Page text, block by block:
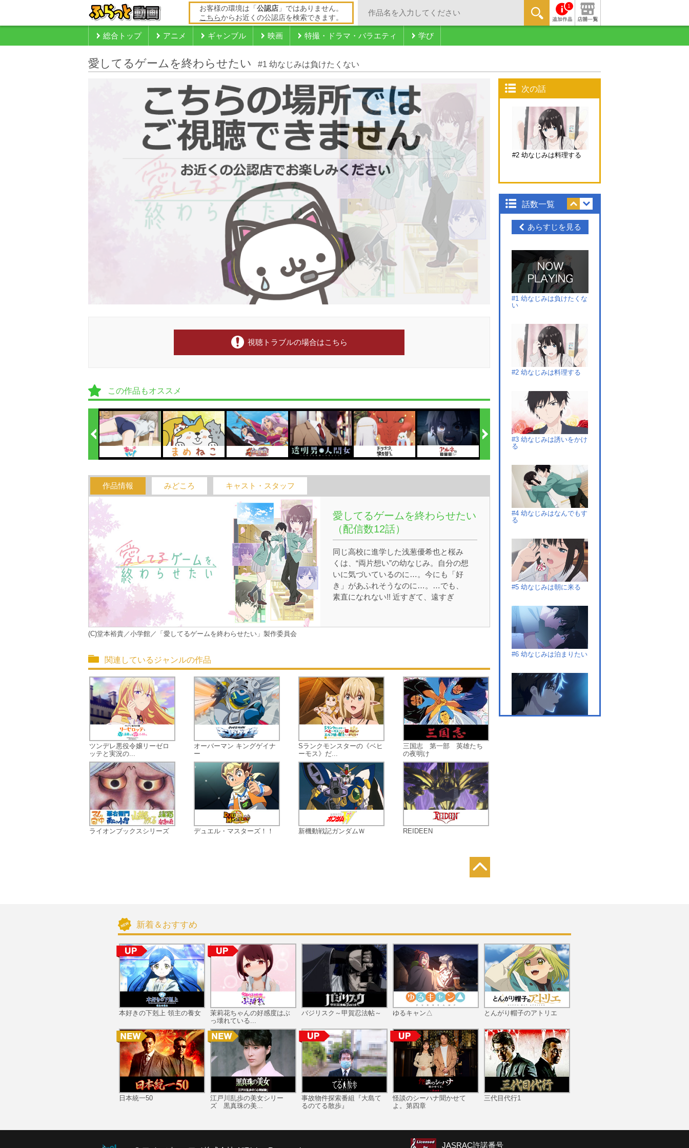
お客様の環境は「 公認店 」ではありません。
こちらからお近くの公認店を検索できます。
1
総合トップ アニメ ギャンブル 映画 特撮・ドラマ・バラエティ 学び
愛してるゲームを終わらせたい #1 幼なじみは負けたくない
視聴トラブルの場合はこちら
この作品もオススメ
作品情報 みどころ キャスト・スタッフ
愛してるゲームを終わらせたい
（配信数12話）
同じ高校に進学した浅葱優希也と桜み
くは、“両片想い”の幼なじみ。自分の想
いに気づいているのに…。今にも「好
き」があふれそうなのに…。…でも、
素直になれない!! 近すぎて、遠すぎ
てるゲームに勝って、「好き」を認め
させたい――。両片想いを卒業するた
めの、ありったけの想いを込めた“恋の
ゲーム”がはじまる!!
(C)堂本裕貴／小学館／「愛してるゲームを終わらせたい」製作委員会
関連しているジャンルの作品
ツンデレ悪役令嬢リーゼロ
ッテと実況の...
ライオンブックスシリーズ
オーバーマン キングゲイナ
ー
デュエル・マスターズ！！
Sランクモンスターの《ベヒ
ーモス》だ...
新機動戦記ガンダムＷ
三国志 第一部 英雄たち
の夜明け
REIDEEN
次の話
#2 幼なじみは料理する
話数一覧
あらすじを見る
#1 幼なじみは負けたくな
い
#2 幼なじみは料理する
#3 幼なじみは誘いをかけ
る
#4 幼なじみはなんでもす
る
#5 幼なじみは朝に来る
#6 幼なじみは泊まりたい
#10 幼なじみは止められ
ない
#11 幼なじみは抱きしめ
る
#12 幼なじみは乙女です
から
新着＆おすすめ
本好きの下剋上 領主の養女
日本統一50
茉莉花ちゃんの好感度はぶ
っ壊れている...
江戸川乱歩の美女シリー
ズ 黒真珠の美...
バジリスク～甲賀忍法帖～
事故物件探索番組『大島て
るのてる散歩』
ゆるキャン△
怪談のシーハナ聞かせて
よ。第四章
とんがり帽子のアトリエ
三代目代行1
JASRAC許諾番号